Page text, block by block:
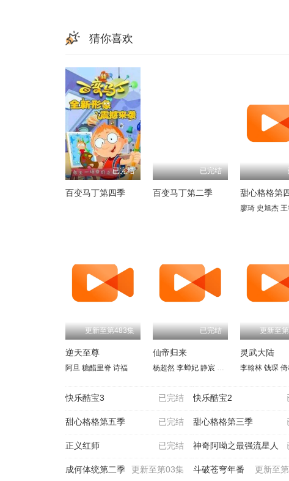
猜你喜欢
已完结
百变马丁第四季
已完结
百变马丁第二季 甜心格格第
廖琦 史旭杰
更新至第483集
逆天至尊
阿旦 糖醋里脊 诗福
已完结
仙帝归来
杨超然 李蝉妃 静宸 杨富禄 姚铭舜
更新至
灵武大陆
李翰林 钱琛
已完结
快乐酷宝3 快乐酷宝2
已完结
甜心格格第五季 甜心格格第三季
已完结
正义红师 神奇阿呦之最强流星人
更新至第03集
成何体统第二季 更新至
斗破苍穹年番